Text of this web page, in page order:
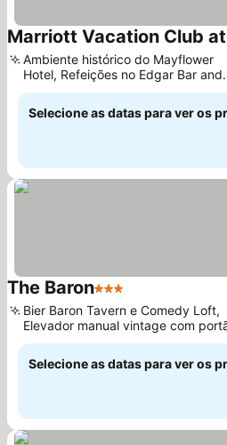
Marriott Vacation Club
Ambiente histórico do Mayflower
Hotel, Refeições no Edgar Bar and
Kitchen
Selecione as datas para ver os
The Baron3 Estrelas
Bier Baron Tavern e Comedy Loft,
Elevador manual vintage com
Selecione as datas para ver os